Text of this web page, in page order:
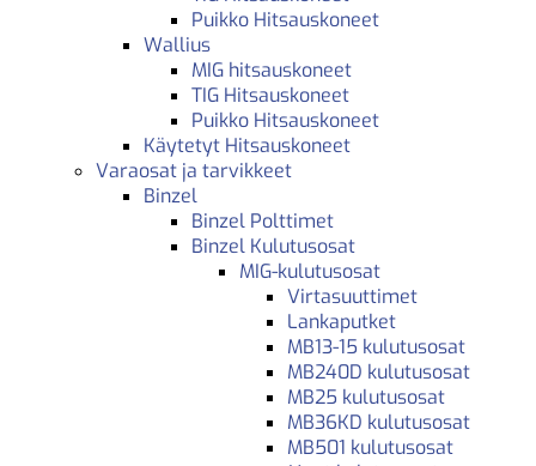
Puikko Hitsauskoneet
Wallius
MIG hitsauskoneet
TIG Hitsauskoneet
Puikko Hitsauskoneet
Käytetyt Hitsauskoneet
Varaosat ja tarvikkeet
Binzel
Binzel Polttimet
Binzel Kulutusosat
MIG-kulutusosat
Virtasuuttimet
Lankaputket
MB13-15 kulutusosat
MB240D kulutusosat
MB25 kulutusosat
MB36KD kulutusosat
MB501 kulutusosat